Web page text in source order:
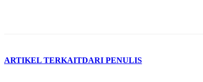
ARTIKEL TERKAITDARI PENULIS